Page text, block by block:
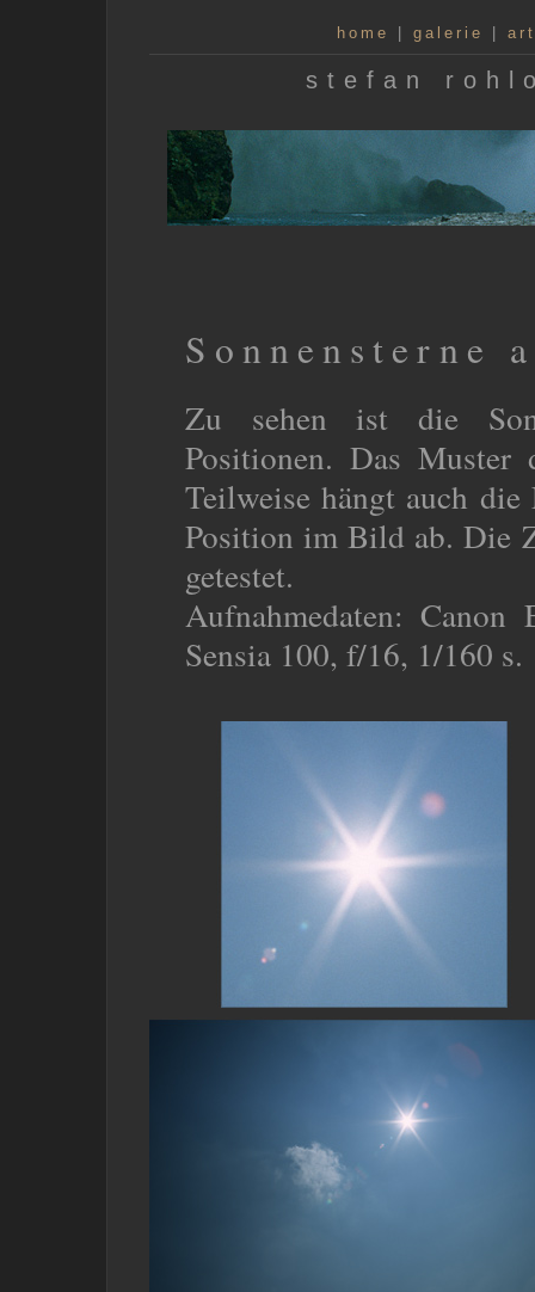
home galerie
stefan
Sonnensterne
Zu sehen ist die
Positionen. Das Muster
Teilweise hängt auch die
Position im Bild ab. Die
getestet.
Aufnahmedaten:
Sensia 100, f/16, 1/160 s.